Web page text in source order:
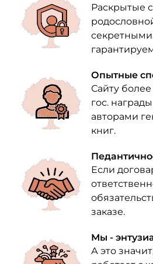
Раскрытые
Опытные
Сайту
гос.
авторами
книг.
Если
заказе.
Мы -
А это